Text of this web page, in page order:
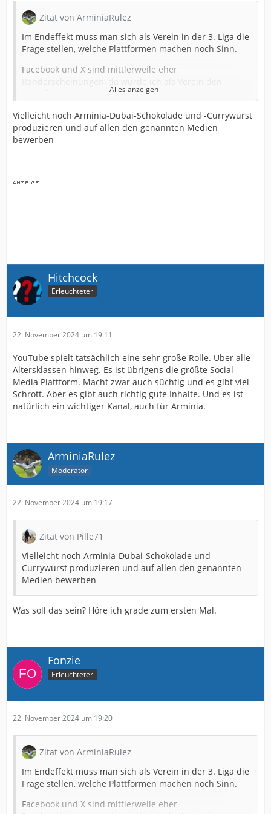
Zitat von ArminiaRulez
Im Endeffekt muss man sich als Verein in der 3. Liga die
Frage stellen, welche Plattformen machen noch Sinn.
Facebook und X sind mittlerweile eher
Rotstift als erstes ansetzen.
Bei WhatsApp und YouTube wird der Kanal mit sehr viel
Content bespielt, für den Moment sicher noch ok, da
sehr viele Benutzer vorhanden und entsprechend
bemerkte, aktuell noch die wichtigsten Kanäle.
Also für den Moment TikTok, Instagram, WhatsApp-
Kanal und YouTube und dann mindestens einmal im
Jahr ein Recap, ob etwas angepasst werden muss.
Nutzungsverhaltens, da ich weder Facebook noch X,
Alles anzeigen
Vielleicht noch Arminia-Dubai-Schokolade und -Currywurst
produzieren und auf allen den genannten Medien
bewerben
Hitchcock
Erleuchteter
22. November 2024 um 19:11
YouTube spielt tatsächlich eine sehr große Rolle. Über alle
Altersklassen hinweg. Es ist übrigens die größte Social
Media Plattform. Macht zwar auch süchtig und es gibt viel
Schrott. Aber es gibt auch richtig gute Inhalte. Und es ist
natürlich ein wichtiger Kanal, auch für Arminia.
ArminiaRulez
Moderator
22. November 2024 um 19:17
Zitat von Pille71
Vielleicht noch Arminia-Dubai-Schokolade und -
Currywurst produzieren und auf allen den genannten
Medien bewerben
Was soll das sein? Höre ich grade zum ersten Mal.
Fonzie
Erleuchteter
22. November 2024 um 19:20
Zitat von ArminiaRulez
Im Endeffekt muss man sich als Verein in der 3. Liga die
Frage stellen, welche Plattformen machen noch Sinn.
Facebook und X sind mittlerweile eher